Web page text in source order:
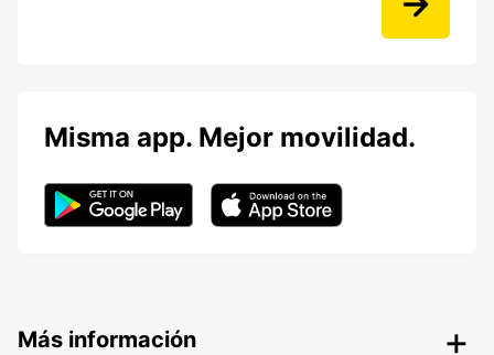
Misma app. Mejor movilidad.
Más información